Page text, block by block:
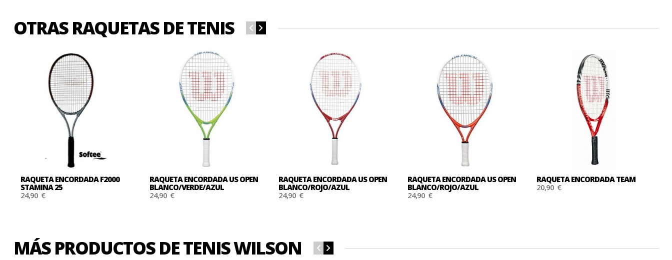
OTRAS RAQUETAS DE TENIS
RAQUETA ENCORDADA F2000
STAMINA 25
24,90 €
RAQUETA ENCORDADA US OPEN
BLANCO/VERDE/AZUL
24,90 €
RAQUETA ENCORDADA US OPEN
BLANCO/ROJO/AZUL
24,90 €
RAQUETA ENCORDADA US OPEN
BLANCO/ROJO/AZUL
24,90 €
RAQUETA ENCORDADA TEAM
20,90 €
MÁS PRODUCTOS DE TENIS WILSON